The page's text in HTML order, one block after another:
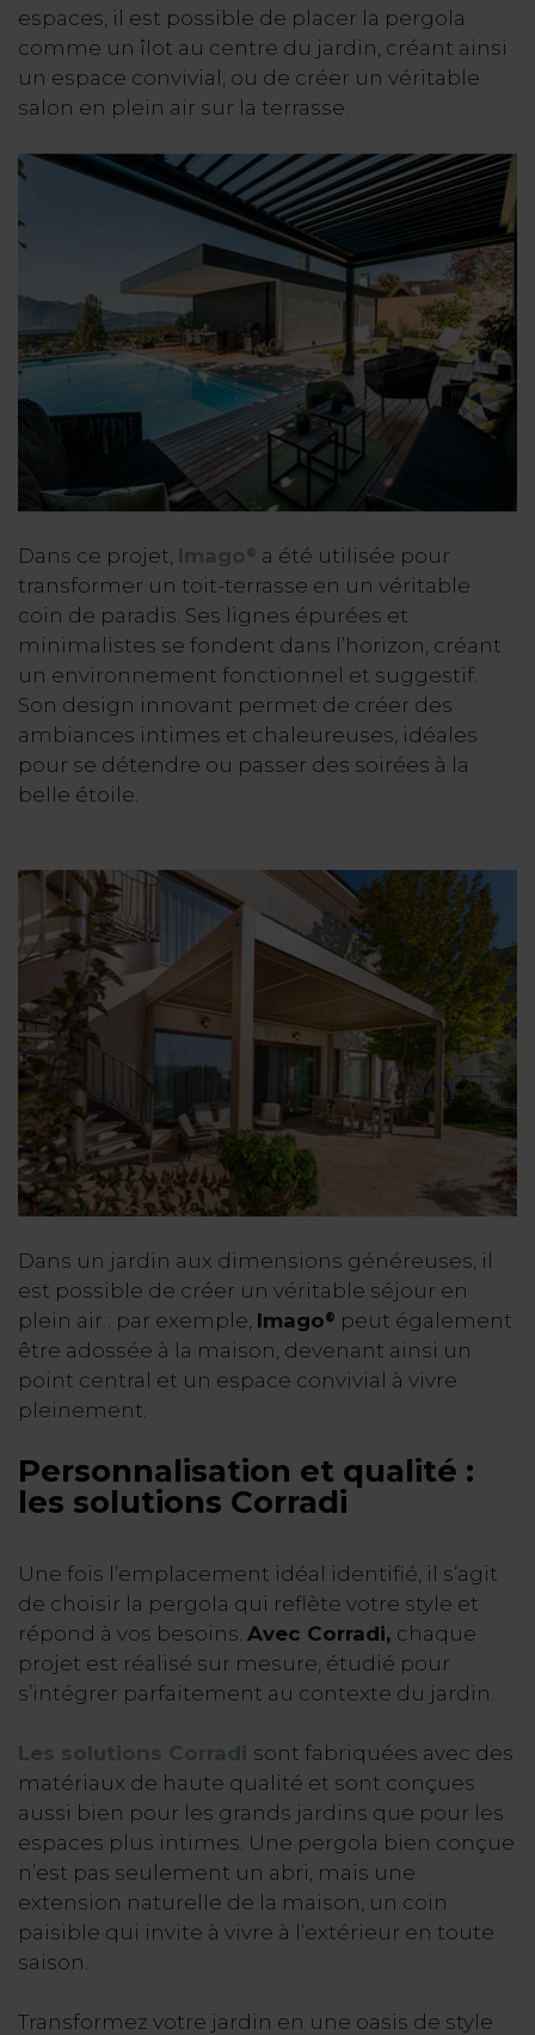
espaces, il est possible de placer la pergola
comme un îlot au centre du jardin, créant ainsi
un espace convivial, ou de créer un véritable
salon en plein air sur la terrasse.
Dans ce projet, Imago® a été utilisée pour
transformer un toit-terrasse en un véritable
coin de paradis. Ses lignes épurées et
minimalistes se fondent dans l’horizon, créant
un environnement fonctionnel et suggestif.
Son design innovant permet de créer des
ambiances intimes et chaleureuses, idéales
pour se détendre ou passer des soirées à la
belle étoile.
Dans un jardin aux dimensions généreuses, il
est possible de créer un véritable séjour en
plein air : par exemple, Imago® peut également
être adossée à la maison, devenant ainsi un
point central et un espace convivial à vivre
pleinement.
Personnalisation et qualité :
les solutions Corradi
Une fois l’emplacement idéal identifié, il s’agit
de choisir la pergola qui reflète votre style et
répond à vos besoins. Avec Corradi, chaque
projet est réalisé sur mesure, étudié pour
s’intégrer parfaitement au contexte du jardin.
Les solutions Corradi sont fabriquées avec des
matériaux de haute qualité et sont conçues
aussi bien pour les grands jardins que pour les
espaces plus intimes. Une pergola bien conçue
n’est pas seulement un abri, mais une
extension naturelle de la maison, un coin
paisible qui invite à vivre à l’extérieur en toute
saison.
Transformez votre jardin en une oasis de style